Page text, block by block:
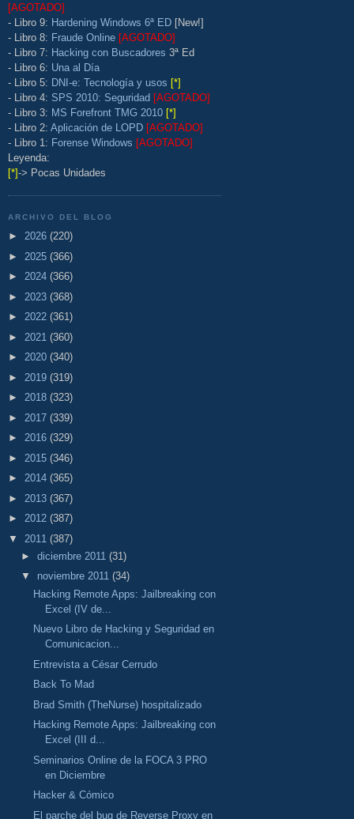
[AGOTADO]
- Libro 9: Hardening Windows 6ª ED [New!]
- Libro 8: Fraude Online [AGOTADO]
- Libro 7: Hacking con Buscadores 3ª Ed
- Libro 6: Una al Día
- Libro 5: DNI-e: Tecnología y usos [*]
- Libro 4: SPS 2010: Seguridad [AGOTADO]
- Libro 3: MS Forefront TMG 2010 [*]
- Libro 2: Aplicación de LOPD [AGOTADO]
- Libro 1: Forense Windows [AGOTADO]
Leyenda:
[*]-> Pocas Unidades
ARCHIVO DEL BLOG
► 2026 (220)
► 2025 (366)
► 2024 (366)
► 2023 (368)
► 2022 (361)
► 2021 (360)
► 2020 (340)
► 2019 (319)
► 2018 (323)
► 2017 (339)
► 2016 (329)
► 2015 (346)
► 2014 (365)
► 2013 (367)
► 2012 (387)
▼ 2011 (387)
► diciembre 2011 (31)
▼ noviembre 2011 (34)
Hacking Remote Apps: Jailbreaking con
Excel (IV de...
Nuevo Libro de Hacking y Seguridad en
Comunicacion...
Entrevista a César Cerrudo
Back To Mad
Brad Smith (TheNurse) hospitalizado
Hacking Remote Apps: Jailbreaking con
Excel (III d...
Seminarios Online de la FOCA 3 PRO
en Diciembre
Hacker & Cómico
El parche del bug de Reverse Proxy en